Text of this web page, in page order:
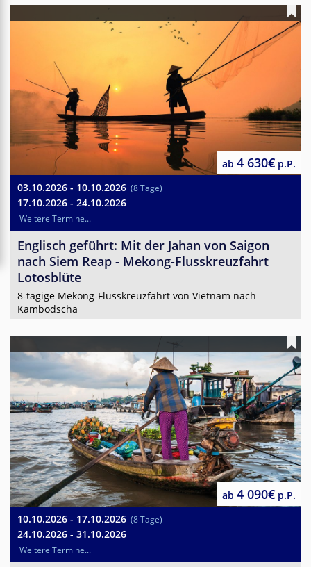
03.10.2026 - 10.10.2026 (8 Tage)
17.10.2026 - 24.10.2026
Weitere Termine...
ab 4 630€ p.P.
Englisch geführt: Mit der Jahan von Saigon
nach Siem Reap - Mekong-Flusskreuzfahrt
Lotosblüte
8-tägige Mekong-Flusskreuzfahrt von Vietnam nach
Kambodscha
10.10.2026 - 17.10.2026 (8 Tage)
24.10.2026 - 31.10.2026
Weitere Termine...
ab 4 090€ p.P.